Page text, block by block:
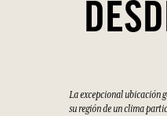
La excepcional ubicación
su región de un clima